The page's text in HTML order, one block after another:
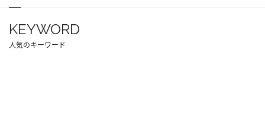
KEYWORD
人気のキーワード